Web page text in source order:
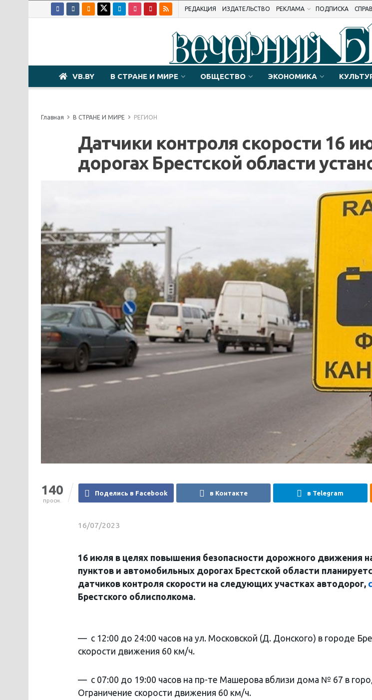
РЕДАКЦИЯ ИЗДАТЕЛЬСТВО РЕКЛАМА ПОДПИСКА
VB.BY В СТРАНЕ И МИРЕ ОБЩЕСТВО ЭКОНОМИКА
Главная В СТРАНЕ И МИРЕ РЕГИОН
Датчики контроля скорости 16
дорогах Брестской области
140
просм.
Поделись в Facebook в Контакте в Telegram
16/07/2023
16 июля в целях повышения безопасности дорожного движения
пунктов и автомобильных дорогах Брестской области
датчиков контроля скорости на следующих участках автодорог,
Брестского облисполкома.
— с 12:00 до 24:00 часов на ул. Московской (Д. Донского) в городе
скорости движения 60 км/ч.
— с 07:00 до 19:00 часов на пр-те Машерова вблизи дома № 67 в
Ограничение скорости движения 60 км/ч.